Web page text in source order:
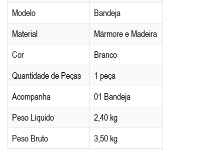
Modelo
Bandeja
Material
Mármore e Madeira
Cor
Branco
Quantidade de Peças
1 peça
Acompanha
01 Bandeja
Peso Líquido
2,40 kg
Peso Bruto
3,50 kg